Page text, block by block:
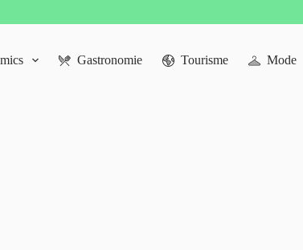
Gastronomie Tourisme Mode